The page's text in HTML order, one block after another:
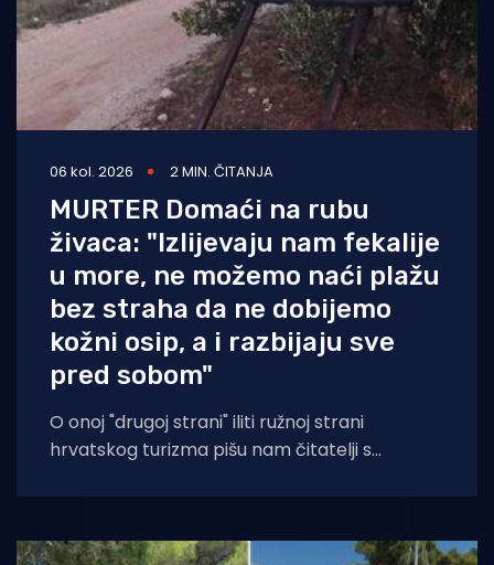
Ribolov
Ekologija
Tradicija i kultura
06 kol. 2026 2 MIN. ČITANJA
MURTER Domaći na rubu
živaca: "Izlijevaju nam fekalije
u more, ne možemo naći plažu
bez straha da ne dobijemo
kožni osip, a i razbijaju sve
pred sobom"
O onoj "drugoj strani" iliti ružnoj strani
hrvatskog turizma pišu nam čitatelji s